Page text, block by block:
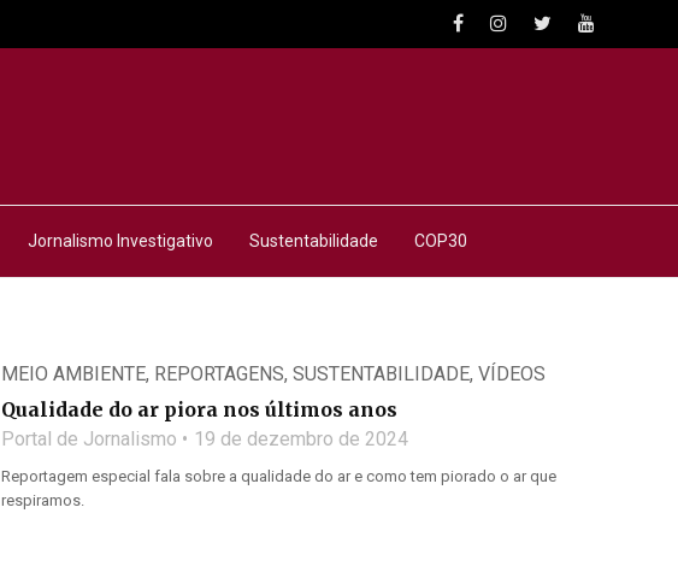
Jornalismo Investigativo Sustentabilidade COP30
MEIO AMBIENTE, REPORTAGENS, SUSTENTABILIDADE, VÍDEOS
Qualidade do ar piora nos últimos anos
Portal de Jornalismo 19 de dezembro de 2024
Reportagem especial fala sobre a qualidade do ar e como tem piorado o ar que
respiramos.